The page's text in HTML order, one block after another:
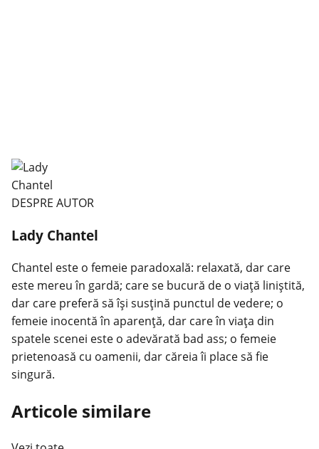
DESPRE AUTOR
Lady Chantel
Chantel este o femeie paradoxală: relaxată, dar care
este mereu în gardă; care se bucură de o viaţă liniştită,
dar care preferă să îşi susţină punctul de vedere; o
femeie inocentă în aparenţă, dar care în viaţa din
spatele scenei este o adevărată bad ass; o femeie
prietenoasă cu oamenii, dar căreia îi place să fie
singură.
Articole similare